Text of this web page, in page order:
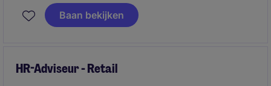
organisatie, zijn cultuur en hun mensen. Je
combineert HR-expertise met bedrijfskundig inzicht
Baan bekijken
HR-Adviseur - Retail